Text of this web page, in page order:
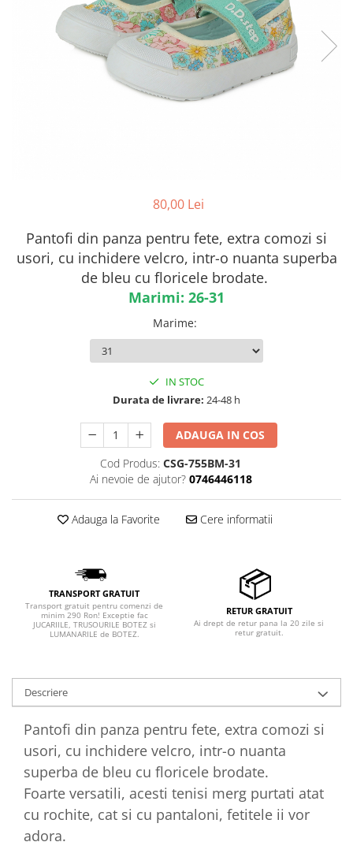
Body-uri bebe
80,00 Lei
Pantofi din panza pentru fete, extra comozi si
usori, cu inchidere velcro, intr-o nuanta superba
de bleu cu floricele brodate.
Marimi: 26-31
Marime:
IN STOC
Durata de livrare: 24-48 h
ADAUGA IN COS
Cod Produs: CSG-755BM-31
Ai nevoie de ajutor? 0746446118
Adauga la Favorite Cere informatii
TRANSPORT GRATUIT
Transport gratuit pentru comenzi de
minim 290 Ron! Exceptie fac
JUCARIILE, TRUSOURILE BOTEZ si
LUMANARILE de BOTEZ.
RETUR GRATUIT
Ai drept de retur pana la 20 zile si
retur gratuit.
Descriere
Pantofi din panza pentru fete, extra comozi si
usori, cu inchidere velcro, intr-o nuanta
superba de bleu cu floricele brodate.
Foarte versatili, acesti tenisi merg purtati atat
cu rochite, cat si cu pantaloni, fetitele ii vor
adora.